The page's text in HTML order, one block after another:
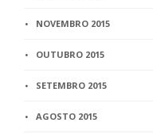
NOVEMBRO 2015
OUTUBRO 2015
SETEMBRO 2015
AGOSTO 2015